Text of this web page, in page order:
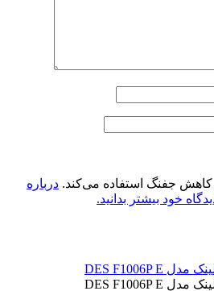
کاهش جفنگ استفاده می‌کند. درباره
خود بیشتر بدانید.